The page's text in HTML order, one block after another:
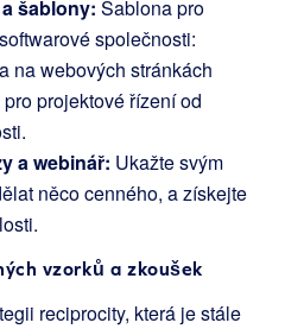
šablony: Šablona pro
společnosti:
na webových stránkách
projektové řízení od
a webinář: Ukažte svým
něco cenného, a získejte
vzorků a zkoušek
reciprocity, která je stále